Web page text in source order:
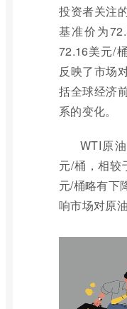
投资者关注
基准价为
72.16美元/
反映了市场
括全球经济
系的变化。
WTI原
元/桶，相较
元/桶略有下
响市场对原